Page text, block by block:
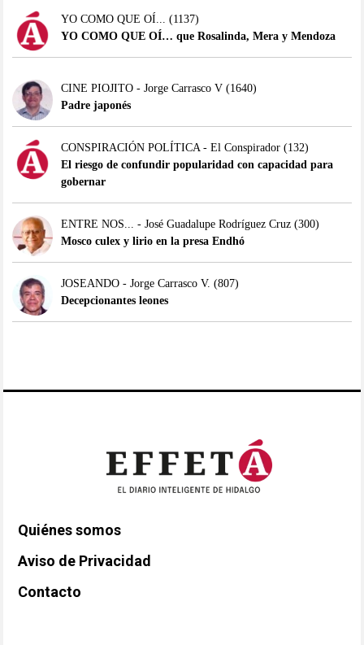
YO COMO QUE OÍ... (1137)
YO COMO QUE OÍ… que Rosalinda, Mera y Mendoza
CINE PIOJITO - Jorge Carrasco V(1640)
Padre japonés
CONSPIRACIÓN POLÍTICA - El Conspirador(132)
El riesgo de confundir popularidad con capacidad para
gobernar
ENTRE NOS... - José Guadalupe Rodríguez Cruz(300)
Mosco culex y lirio en la presa Endhó
JOSEANDO - Jorge Carrasco V. (807)
Decepcionantes leones
Quiénes somos
Aviso de Privacidad
Contacto